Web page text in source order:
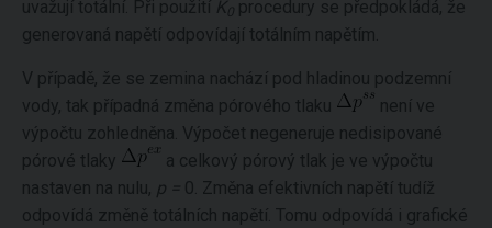
uvažují totální. Při použití K
procedury se předpokládá, že
generovaná napětí odpovídají totálním napětím.
V případě, že se zemina nachází pod hladinou podzemní
vody, tak případná změna pórového tlaku
není ve
výpočtu zohledněna. Výpočet negeneruje nedisipované
pórové tlaky
a celkový pórový tlak je ve výpočtu
nastaven na nulu, p = 0. Změna efektivních napětí tudíž
odpovídá změně totálních napětí. Tomu odpovídá i grafické